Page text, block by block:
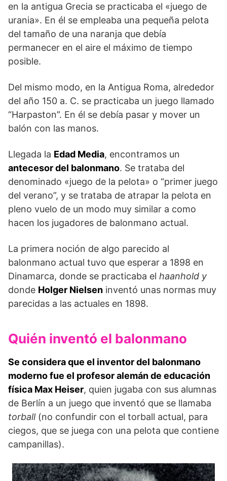
en la antigua Grecia se practicaba el «juego de
urania». En él se empleaba una pequeña pelota
del tamaño de una naranja que debía
permanecer en el aire el máximo de tiempo
posible.
Del mismo modo, en la Antigua Roma, alrededor
del año 150 a. C. se practicaba un juego llamado
“Harpaston”. En él se debía pasar y mover un
balón con las manos.
Llegada la Edad Media, encontramos un
antecesor del balonmano. Se trataba del
denominado «juego de la pelota» o “primer juego
del verano”, y se trataba de atrapar la pelota en
pleno vuelo de un modo muy similar a como
hacen los jugadores de balonmano actual.
La primera noción de algo parecido al
balonmano actual tuvo que esperar a 1898 en
Dinamarca, donde se practicaba el haanhold y
donde Holger Nielsen inventó unas normas muy
parecidas a las actuales en 1898.
Quién inventó el balonmano
Se considera que el inventor del balonmano
moderno fue el profesor alemán de educación
física Max Heiser, quien jugaba con sus alumnas
de Berlín a un juego que inventó que se llamaba
torball(no confundir con el torball actual, para
ciegos, que se juega con una pelota que contiene
campanillas).